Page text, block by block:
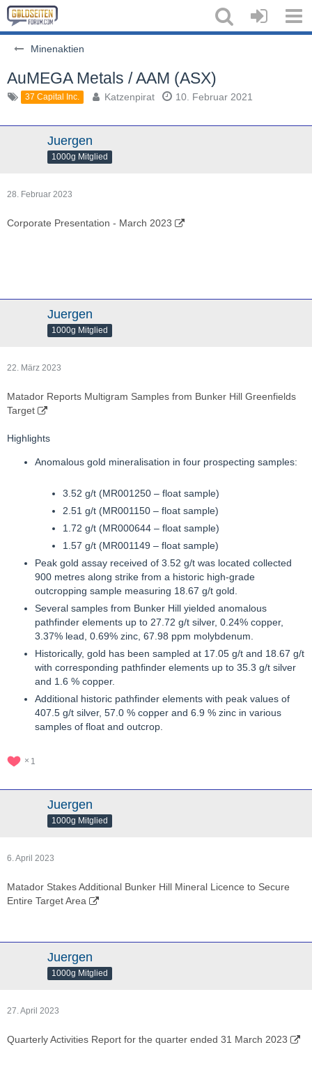
Minenaktien
AuMEGA Metals / AAM (ASX)
37 Capital Inc. Katzenpirat 10. Februar 2021
Juergen
1000g Mitglied
28. Februar 2023
Corporate Presentation - March 2023
Juergen
1000g Mitglied
22. März 2023
Matador Reports Multigram Samples from Bunker Hill Greenfields
Target
Highlights
Anomalous gold mineralisation in four prospecting samples:
3.52 g/t (MR001250 – float sample)
2.51 g/t (MR001150 – float sample)
1.72 g/t (MR000644 – float sample)
1.57 g/t (MR001149 – float sample)
Peak gold assay received of 3.52 g/t was located collected
900 metres along strike from a historic high-grade
outcropping sample measuring 18.67 g/t gold.
Several samples from Bunker Hill yielded anomalous
pathfinder elements up to 27.72 g/t silver, 0.24% copper,
3.37% lead, 0.69% zinc, 67.98 ppm molybdenum.
Historically, gold has been sampled at 17.05 g/t and 18.67 g/t
with corresponding pathfinder elements up to 35.3 g/t silver
and 1.6 % copper.
Additional historic pathfinder elements with peak values of
407.5 g/t silver, 57.0 % copper and 6.9 % zinc in various
samples of float and outcrop.
1
Juergen
1000g Mitglied
6. April 2023
Matador Stakes Additional Bunker Hill Mineral Licence to Secure
Entire Target Area
Juergen
1000g Mitglied
27. April 2023
Quarterly Activities Report for the quarter ended 31 March 2023